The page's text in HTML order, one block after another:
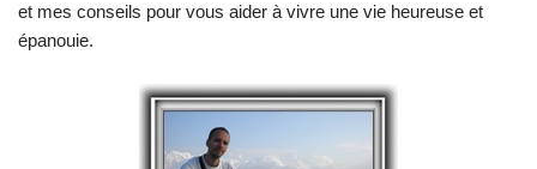
et mes conseils pour vous aider à vivre une vie heureuse et
épanouie.